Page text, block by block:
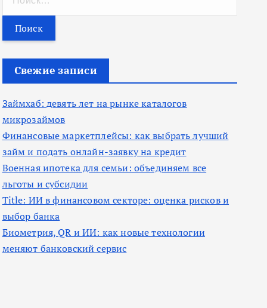
т
и
Свежие записи
Займхаб: девять лет на рынке каталогов
микрозаймов
Финансовые маркетплейсы: как выбрать лучший
займ и подать онлайн-заявку на кредит
Военная ипотека для семьи: объединяем все
льготы и субсидии
Title: ИИ в финансовом секторе: оценка рисков и
выбор банка
Биометрия, QR и ИИ: как новые технологии
меняют банковский сервис